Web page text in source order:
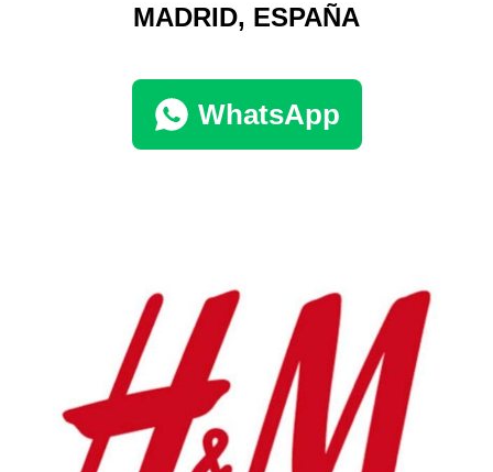
MADRID, ESPAÑA
WhatsApp